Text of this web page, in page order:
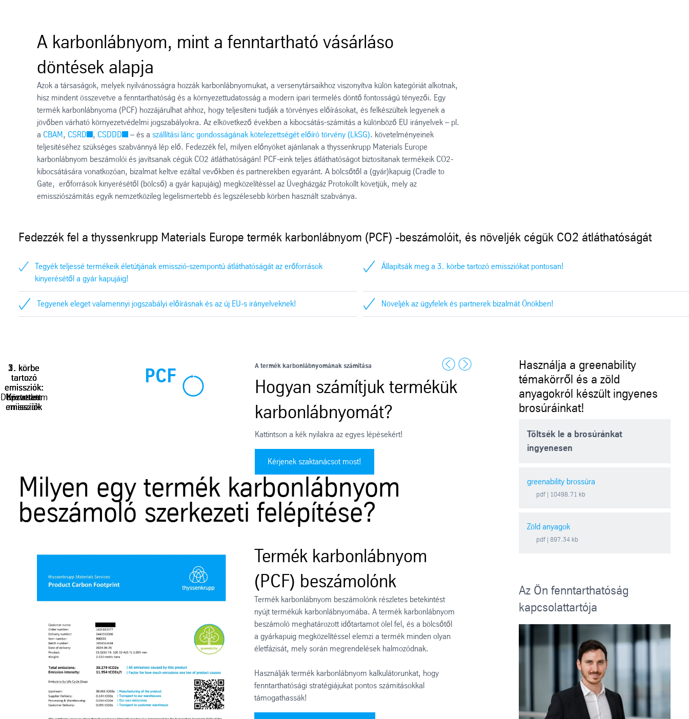
A karbonlábnyom, mint a fenntartható vásárláso
döntések alapja
Azok a társaságok, melyek nyilvánosságra hozzák karbonlábnyomukat, a versenytársaikhoz viszonyítva külön kategóriát alkotnak,
hisz mindent összevetve a fenntarthatóság és a környezettudatosság a modern ipari termelés döntő fontosságú tényezői. Egy
termék karbonlábnyoma (PCF) hozzájárulhat ahhoz, hogy teljesíteni tudják a törvényes előírásokat, és felkészültek legyenek a
jövőben várható környezetvédelmi jogszabályokra. Az elkövetkező években a kibocsátás-számitás a különböző EU irányelvek – pl.
a CBAM , CSRD , CSDDD – és a szállítási lánc gondosságának kötelezettségét előíró törvény (LkSG). követelményeinek
teljesitéséhez szükséges szabvánnyá lép elő. Fedezzék fel, milyen előnyöket ajánlanak a thyssenkrupp Materials Europe
karbonlábnyom beszámolói és javítsanak cégük CO2 átláthatóságán! PCF-eink teljes átláthatóságot biztosítanak termékeik CO2-
kibocsátására vonatkozóan, bizalmat keltve ezáltal vevőkben és partnerekben egyaránt. A bölcsőtől a (gyár)kapuig (Cradle to
Gate, erőforrások kinyerésétől (bölcső) a gyár kapujáig) megközelítéssel az Üvegházgáz Protokollt követjük, mely az
emissziószámitás egyik nemzetközileg legelismertebb és legszélesebb körben használt szabványa.
Fedezzék fel a thyssenkrupp Materials Europe termék karbonlábnyom (PCF) -beszámolóit, és növeljék cégük CO2 átláthatóságát
Tegyék teljessé termékeik életútjának emisszió-szempontú átláthatóságát az erőforrások
kinyerésétől a gyár kapujáig!
Állapítsák meg a 3. körbe tartozó emissziókat pontosan!
Tegyenek eleget valamennyi jogszabályi előírásnak és az új EU-s irányelveknek! Növeljék az ügyfelek és partnerek bizalmát Önökben!
1. körbe
tartozó
emissziók:
Közvetlen
missziók
2. körbe
tartozó
emissziók:
Közvetett
emissziók
3. körbe
tartozó
emissziók:
Downstream
emissziók
3. körbe
tartozó
emissziók:
Upstream
emissziók
PCF A termék karbonlábnyomának számítása Previous
Next
Hogyan számítjuk termékük
karbonlábnyomát?
Kattintson a kék nyilakra az egyes lépésekért!
Kérjenek szaktanácsot most!
Milyen egy termék karbonlábnyom
beszámoló szerkezeti felépítése?
Termék karbonlábnyom
(PCF) beszámolónk
Termék karbonlábnyom beszámolónk részletes betekintést
nyújt termékük karbonlábnyomába. A termék karbonlábnyom
beszámoló meghatározott időtartamot ölel fel, és a bölcsőtől
a gyárkapuig megközelítéssel elemzi a termék minden olyan
életfázisát, mely során megrendelések halmozódnak.
Használják termék karbonlábnyom kalkulátorunkat, hogy
fenntarthatósági stratégiájukat pontos számitásokkal
támogathassák!
Használja a greenability
témakörről és a zöld
anyagokról készült ingyenes
brosúráinkat!
Töltsék le a brosúránkat
ingyenesen
greenability brossúra
pdf | 10498.71 kb
Zöld anyagok
pdf | 897.34 kb
Az Ön fenntarthatóság
kapcsolattartója